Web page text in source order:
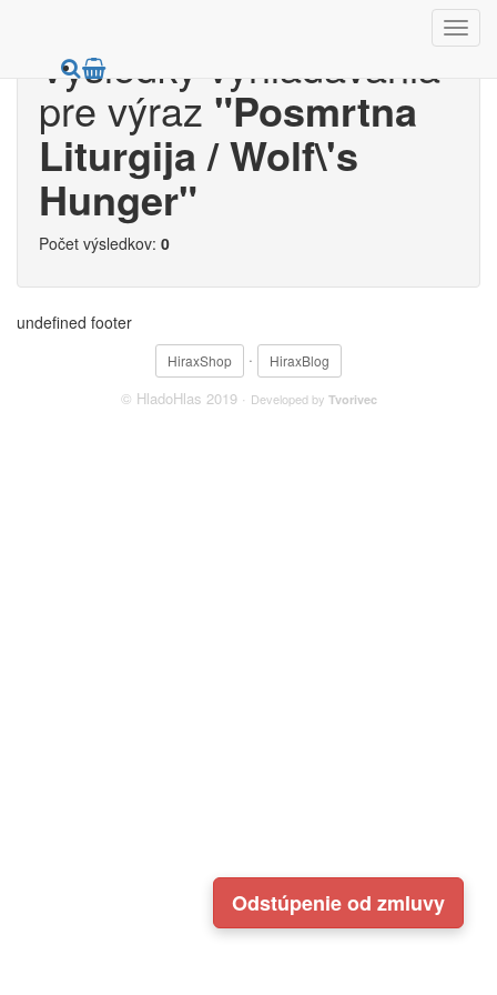
Odstúpenie od zmluvy
Výsledky vyhľadávania
pre výraz "Posmrtna
Liturgija / Wolf\'s
Hunger"
Počet výsledkov: 0
undefined footer
HiraxShop · HiraxBlog
© HladoHlas 2019 · Developed by Tvorivec